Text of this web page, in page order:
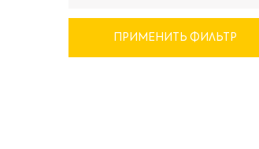
ПРИМЕНИТЬ ФИЛЬТР